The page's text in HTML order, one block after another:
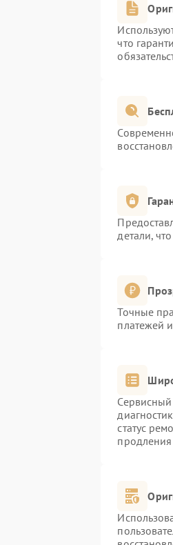
что
детали,
Точные
платежей
статус